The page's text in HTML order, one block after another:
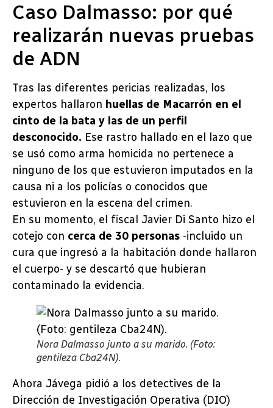
Caso Dalmasso: por qué
realizarán nuevas pruebas
de ADN
Tras las diferentes pericias realizadas, los
expertos hallaron huellas de Macarrón en el
cinto de la bata y las de un perfil
desconocido. Ese rastro hallado en el lazo que
se usó como arma homicida no pertenece a
ninguno de los que estuvieron imputados en la
causa ni a los policías o conocidos que
estuvieron en la escena del crimen.
En su momento, el fiscal Javier Di Santo hizo el
cotejo con cerca de 30 personas -incluido un
cura que ingresó a la habitación donde hallaron
el cuerpo- y se descartó que hubieran
contaminado la evidencia.
Nora Dalmasso junto a su marido. (Foto:
gentileza Cba24N).
Ahora Jávega pidió a los detectives de la
Dirección de Investigación Operativa (DIO)